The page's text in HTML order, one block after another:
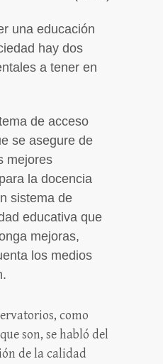
una educación
hay dos
a tener en
de acceso
se asegure de
mejores
la docencia
sistema de
educativa que
mejoras,
los medios
como
son, se habló del
de la calidad